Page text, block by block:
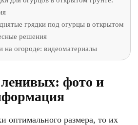
грядки под огурцы в открытом
решения
на огороде: видеоматериалы
фото и
оптимального размера, то их